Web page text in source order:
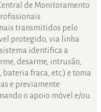
de Monitoramento
transmitidos pelo
protegido, via linha
identifica a
desarme, intrusão,
bateria fraca, etc.) e toma
e previamente
o apoio móvel e/ou